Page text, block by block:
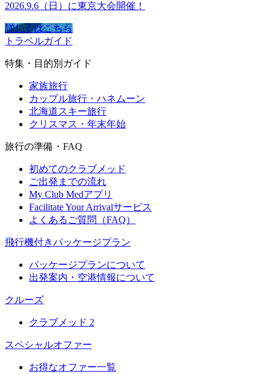
2026.9.6（日）に東京大会開催！
詳しくはこちら
トラベルガイド
特集・目的別ガイド
家族旅行
カップル旅行・ハネムーン
北海道スキー旅行
クリスマス・年末年始
旅行の準備・FAQ
初めてのクラブメッド
ご出発までの流れ
My Club Medアプリ
Facilitate Your Arrivalサービス
よくあるご質問（FAQ）
飛行機付きパッケージプラン
パッケージプランについて
出発案内・空港情報について
クルーズ
クラブメッド 2
スペシャルオファー
お得なオファー一覧